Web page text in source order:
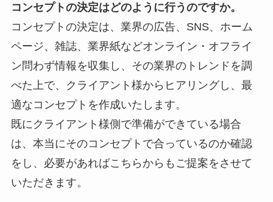
コンセプトの決定はどのように行うのですか。
コンセプトの決定は、業界の広告、SNS、ホーム
ページ、雑誌、業界紙などオンライン・オフライ
ン問わず情報を収集し、その業界のトレンドを調
べた上で、クライアント様からヒアリングし、最
適なコンセプトを作成いたします。
既にクライアント様側で準備ができている場合
は、本当にそのコンセプトで合っているのか確認
をし、必要があればこちらからもご提案をさせて
いただきます。